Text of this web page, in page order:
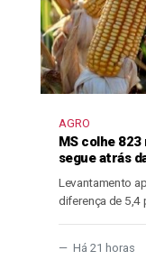
AGRO
MS colhe
segue atrás
Levantamento
diferença de 5,4
Há 21 horas